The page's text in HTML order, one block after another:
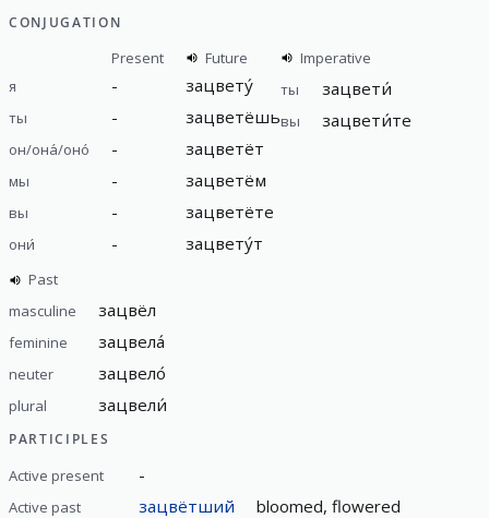
CONJUGATION
Present
Future
я
- зацвету́
ты - зацветёшь
он/она́/оно́ - зацветёт
мы - зацветём
вы - зацветёте
они́ - зацвету́т
Imperative
ты
зацвети́
вы зацвети́те
Past
masculine
зацвёл
feminine зацвела́
neuter зацвело́
plural зацвели́
PARTICIPLES
Active present -
Active past зацвётший bloomed, flowered